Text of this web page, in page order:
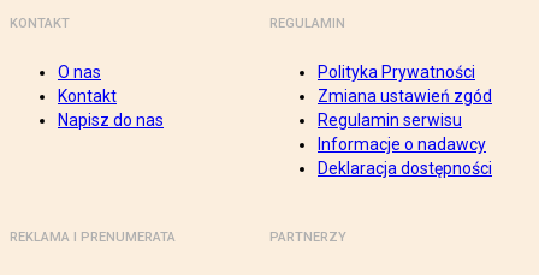
KONTAKT
O nas
Kontakt
Napisz do nas
REGULAMIN
Polityka Prywatności
Zmiana ustawień zgód
Regulamin serwisu
Informacje o nadawcy
Deklaracja dostępności
REKLAMA I PRENUMERATA PARTNERZY